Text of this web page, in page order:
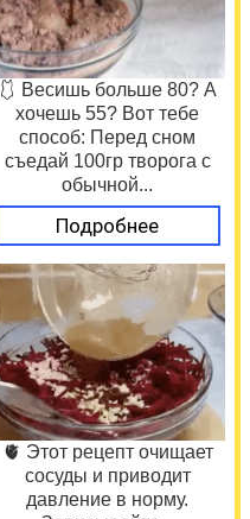
🩱 Весишь больше 80? А
хочешь 55? Вот тебе
способ: Перед сном
съедай 100гр творога с
обычной...
Подробнее
🫀 Этот рецепт очищает
сосуды и приводит
давление в норму.